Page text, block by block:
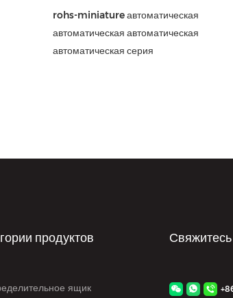
rohs-miniature автоматическая
автоматическая автоматическая
автоматическая серия
продуктов
ящик